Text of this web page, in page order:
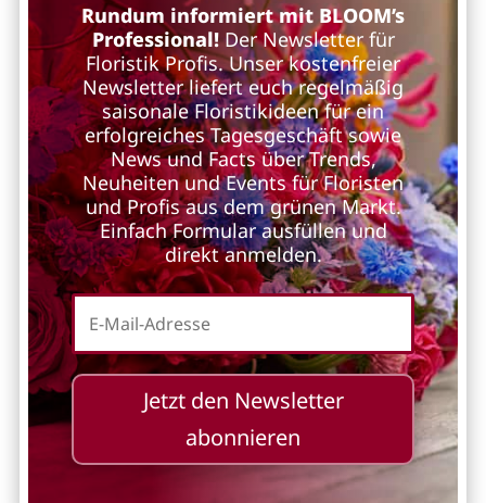
Rundum informiert mit BLOOM’s
Professional!Der Newsletter für
Floristik Profis. Unser kostenfreier
Newsletter liefert euch regelmäßig
saisonale Floristikideen für ein
erfolgreiches Tagesgeschäft sowie
News und Facts über Trends,
Neuheiten und Events für Floristen
und Profis aus dem grünen Markt.
Einfach Formular ausfüllen und
direkt anmelden.
Jetzt den Newsletter
abonnieren